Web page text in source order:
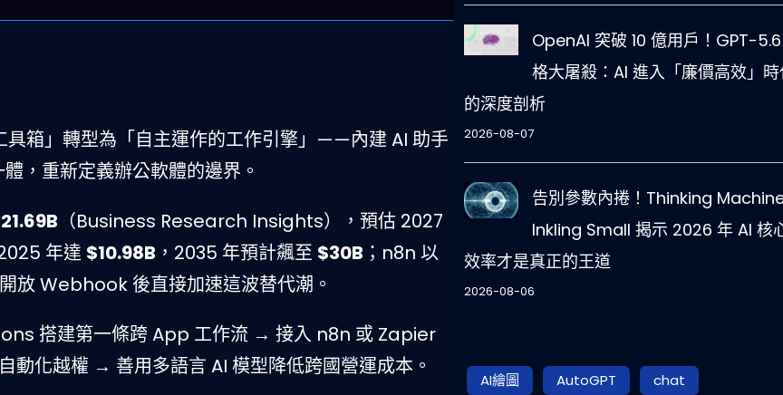
箱」轉型為「自主運作的工作引擎」——內建 AI 助手
，重新定義辦公軟體的邊界。
（Business Research Insights），預估 2027
年達 $10.98B ，2035 年預計飆至 $30B ；n8n 以
放 Webhook 後直接加速這波替代潮。
搭建第一條跨 App 工作流 → 接入 n8n 或 Zapier
化越權 → 善用多語言 AI 模型降低跨國營運成本。
OpenAI 突破 10 億用戶！GPT-
格大屠殺：AI 進入「廉價高效」
的深度剖析
2026-08-07
告別參數內捲！Thinking
Inkling Small 揭示 2026 年 AI 核
效率才是真正的王道
2026-08-06
AI繪圖 AutoGPT
chat